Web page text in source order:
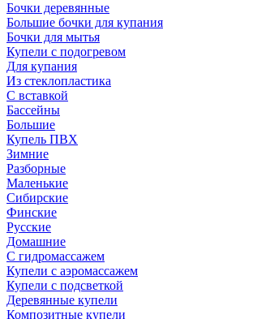
Бочки деревянные
Большие бочки для купания
Бочки для мытья
Купели с подогревом
Для купания
Из стеклопластика
С вставкой
Бассейны
Большие
Купель ПВХ
Зимние
Разборные
Маленькие
Сибирские
Финские
Русские
Домашние
С гидромассажем
Купели с аэромассажем
Купели с подсветкой
Деревянные купели
Композитные купели